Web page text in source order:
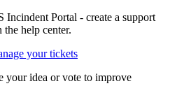
your tickets